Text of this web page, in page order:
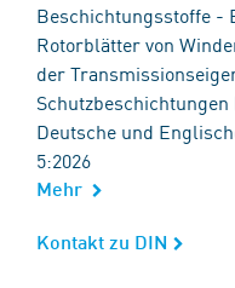
Beschichtungsstoffe -
Rotorblätter von
der
Schutzbeschichtungen
Deutsche und
5:2026
Mehr
Kontakt zu DIN
Kontakt zu DIN